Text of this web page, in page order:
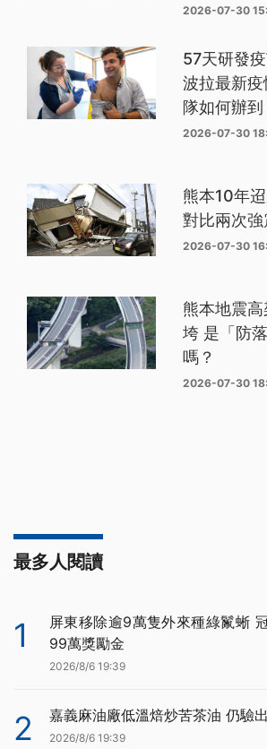
2026-07-30
57天研發
波拉最新
隊如何辦到
2026-07-30
熊本10年
對比兩次
2026-07-30
熊本地震
垮 是「防
嗎？
2026-07-30
最多人閱讀
1
屏東移除逾9萬隻外來種綠鬣蜥
99萬獎勵金
2026/8/6 19:39
2 嘉義麻油廠低溫焙炒苦茶油 仍驗
2026/8/6 19:39